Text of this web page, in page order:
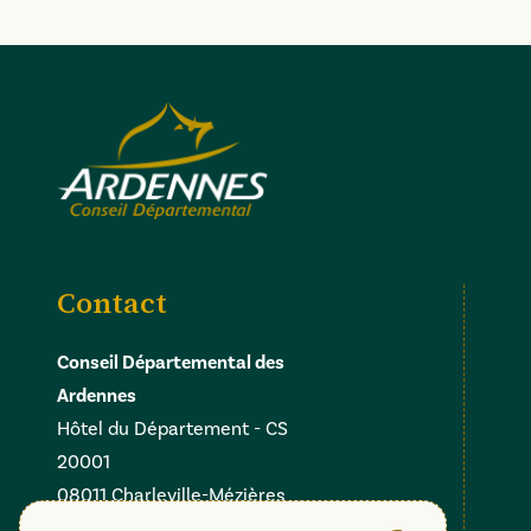
Contact
Conseil Départemental des
Ardennes
Hôtel du Département - CS
20001
08011 Charleville-Mézières